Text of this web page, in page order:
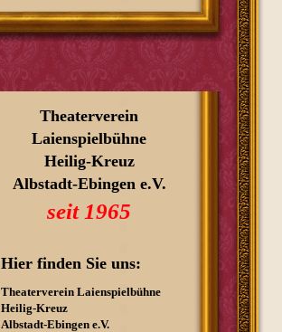
Theaterverein
Laienspielbühne
Heilig-Kreuz
Albstadt-Ebingen e.V.
seit 1965
Hier finden Sie uns:
Theaterverein Laienspielbühne
Heilig-Kreuz
Albstadt-Ebingen e.V.